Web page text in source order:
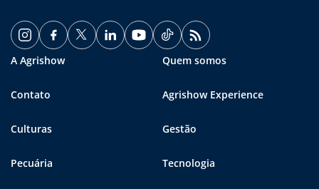
A Agrishow Quem somos
Contato Agrishow Experience
Culturas Gestão
Pecuária Tecnologia